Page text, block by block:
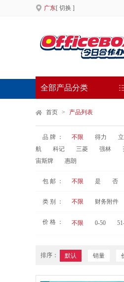
广东[ 切换 ]
全部产品分类
首页 > 产品列表
品 牌 ： 不限 得力
航
科记 三菱 强林
宙斯牌
惠朗
包 邮 ： 不限 是 否
类 别 ： 不限 财务附件
价 格 ： 不限 0-50
排序： 默认 销量